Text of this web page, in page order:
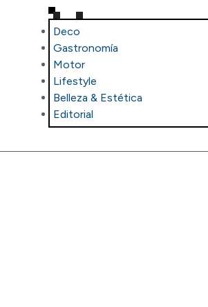
Deco
Gastronomía
Motor
Lifestyle
Belleza & Estética
Editorial